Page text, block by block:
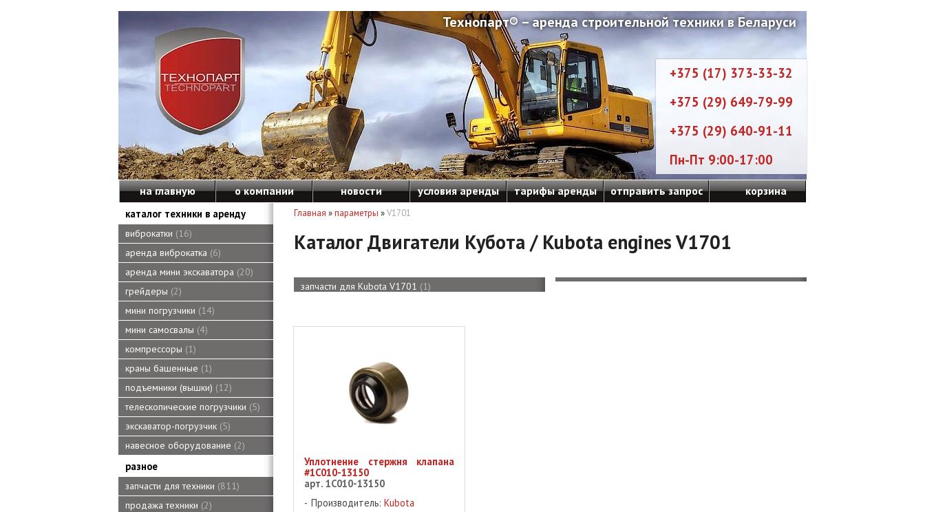
Технопарт® – аренда строительной техники в Беларуси
+375 (17) 373-33-32
+375 (29) 649-79-99
+375 (29) 640-91-11
Пн-Пт 9:00-17:00
на главную о компании новости условия аренды тарифы аренды отправить запрос корзина
каталог техники в аренду
виброкатки
16
аренда виброкатка 6
аренда мини экскаватора 20
грейдеры 2
мини погрузчики
14
мини самосвалы 4
компрессоры
1
краны башенные
1
подъемники (вышки)
12
телескопические погрузчики 5
экскаватор-погрузчик 5
навесное оборудование 2
разное
запчасти для техники 811
продажа техники 2
Главная »параметры »V1701
Каталог Двигатели Кубота / Kubota engines V1701
запчасти для Kubota V1701 1
Уплотнение стержня клапана
#1C010-13150
арт. 1C010-13150
Производитель: Kubota